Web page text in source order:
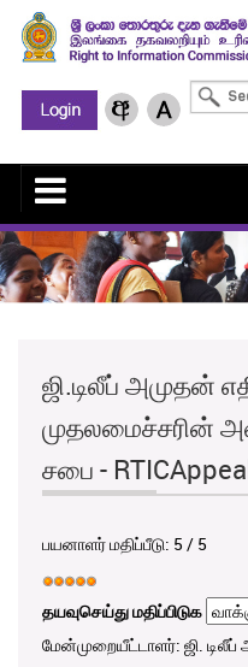
ஜி.டிலீப் அமுதன்
முதலமைச்சரின்
சபை -
பயனாளர் மதிப்பீடு: 5 / 5
தயவுசெய்து மதிப்பிடுக
மேன்முறையீட்டாளர்: ஜி.